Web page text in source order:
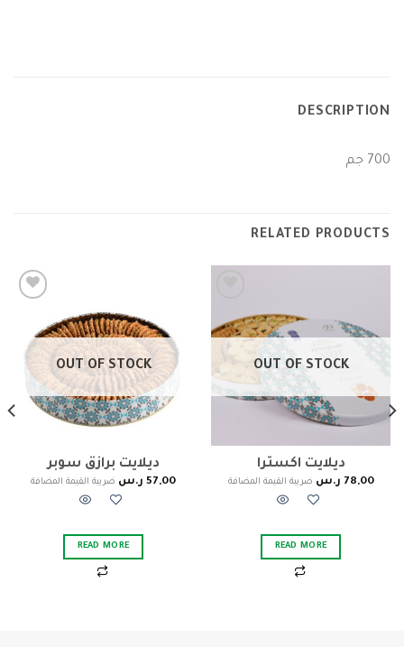
DESCRIPTION
700 جم
RELATED PRODUCTS
wishlist
OUT OF STOCK
ديلايت اكسترا
78,00 ر.س ضريبة القيمة المضافة
READ MORE
OUT OF STOCK
ديلايت برازق سوبر
57,00 ر.س ضريبة القيمة المضافة
READ MORE